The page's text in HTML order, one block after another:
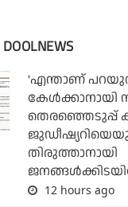
DOOLNEWS
'എന്താണ്
കേള്‍ക്കാനായി
തെരഞ്ഞെടുപ്പ്
തിരുത്താനായി
12 hours ago